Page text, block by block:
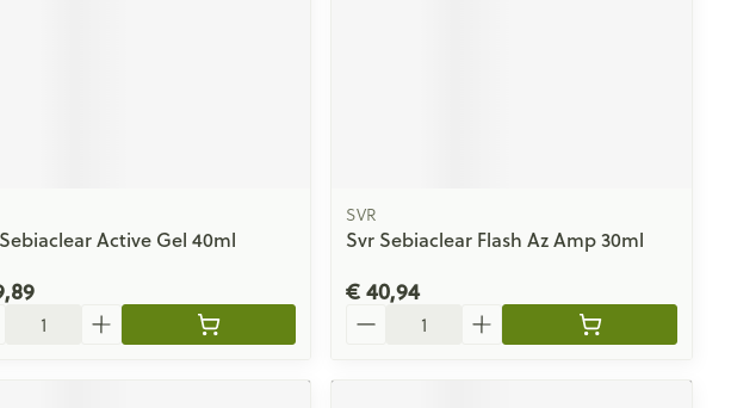
Active Gel 40ml
SVR
Svr Sebiaclear Flash Az Amp 30ml
€ 40,94